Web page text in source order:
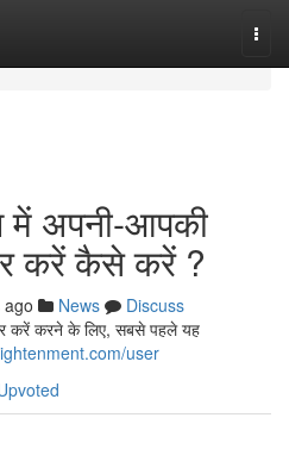
में अपनी-आपकी
करें कैसे करें ?
News
Discuss
करें करने के लिए, सबसे पहले यह
user